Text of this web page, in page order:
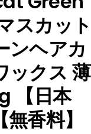
スカット
ンヘアカ
ックス 薄
【日本
香料】